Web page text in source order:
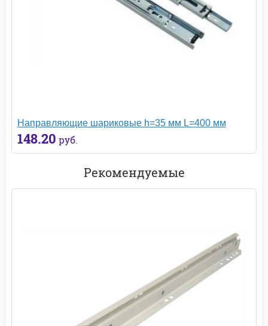
Направляющие шариковые h=35 мм L=400 мм
148.20 руб.
Рекомендуемые